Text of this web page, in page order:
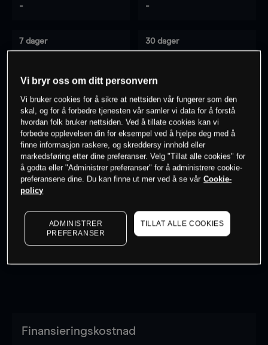
- -
7 dager 30 dager
0% av kunder erpå dette instrumentet
Søk om konto
Kursene er veiledende. to see latest market data
Finansieringskostnad
Vi bryr oss om ditt personvern
Vi bruker cookies for å sikre at nettsiden vår fungerer som den
skal, og for å forbedre tjenesten vår samler vi data for å forstå
hvordan folk bruker nettsiden. Ved å tillate cookies kan vi
forbedre opplevelsen din for eksempel ved å hjelpe deg med å
finne informasjon raskere, og skreddersy innhold eller
markedsføring etter dine preferanser. Velg "Tillat alle cookies" for
å godta eller "Administrer preferanser" for å administrere cookie-
preferansene dine. Du kan finne ut mer ved å se vår Cookie-
policy
ADMINISTRER
PREFERANSER
TILLAT ALLE COOKIES